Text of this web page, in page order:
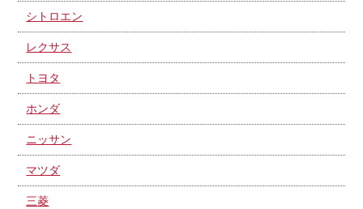
シトロエン
レクサス
トヨタ
ホンダ
ニッサン
マツダ
三菱